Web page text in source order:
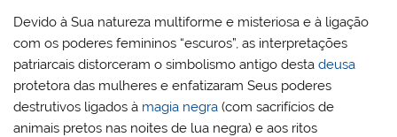
Devido à Sua natureza multiforme e misteriosa e à ligação
com os poderes femininos “escuros”, as interpretações
patriarcais distorceram o simbolismo antigo destadeusa
protetora das mulheres e enfatizaram Seus poderes
destrutivos ligados à magia negra (com sacrifícios de
animais pretos nas noites de lua negra) e aos ritos